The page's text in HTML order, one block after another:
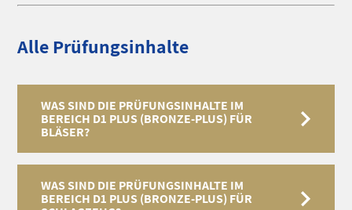
Alle Prüfungsinhalte
WAS SIND DIE PRÜFUNGSINHALTE IM
BEREICH D1 PLUS (BRONZE-PLUS) FÜR
BLÄSER?
WAS SIND DIE PRÜFUNGSINHALTE IM
BEREICH D1 PLUS (BRONZE-PLUS) FÜR